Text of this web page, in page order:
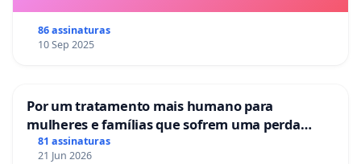
86 assinaturas
10 Sep 2025
Por um tratamento mais humano para
mulheres e famílias que sofrem uma perda
gestacional nos hospitais portugueses
81 assinaturas
21 Jun 2026